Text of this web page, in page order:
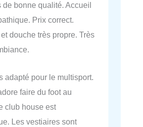
de bonne qualité. Accueil
Prix correct.
douche très propre. Très
adapté pour le multisport.
faire du foot au
club house est
Les vestiaires sont